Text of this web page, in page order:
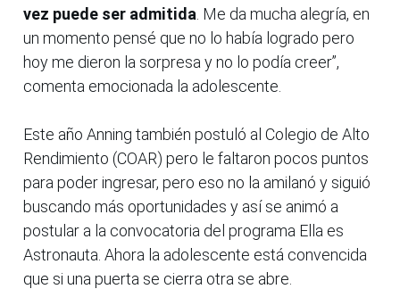
vez puede ser admitida . Me da mucha alegría, en
un momento pensé que no lo había logrado pero
hoy me dieron la sorpresa y no lo podía creer”,
comenta emocionada la adolescente.
Este año Anning también postuló al Colegio de Alto
Rendimiento (COAR) pero le faltaron pocos puntos
para poder ingresar, pero eso no la amilanó y siguió
buscando más oportunidades y así se animó a
postular a la convocatoria del programa Ella es
Astronauta. Ahora la adolescente está convencida
que si una puerta se cierra otra se abre.